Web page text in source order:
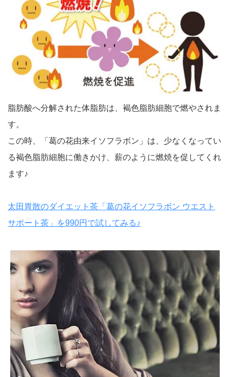
脂肪酸へ分解された体脂肪は、褐色脂肪細胞で燃やされま
す。
この時、「葛の花由来イソフラボン」は、少なくなってい
る褐色脂肪細胞に働きかけ、薪のように燃焼を促してくれ
ます♪
太田胃散のダイエット茶「葛の花イソフラボン ウエスト
サポート茶」を990円で試してみる♪